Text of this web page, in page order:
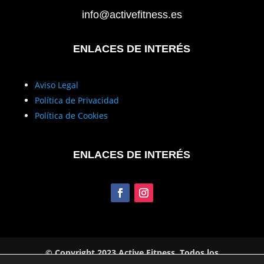
info@activefitness.es
ENLACES DE INTERÉS
Aviso Legal
Política de Privacidad
Política de Cookies
ENLACES DE INTERÉS
© Copyright 2023 Active Fitness. Todos los